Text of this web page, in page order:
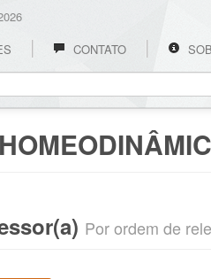
CONTATO
Por ordem de